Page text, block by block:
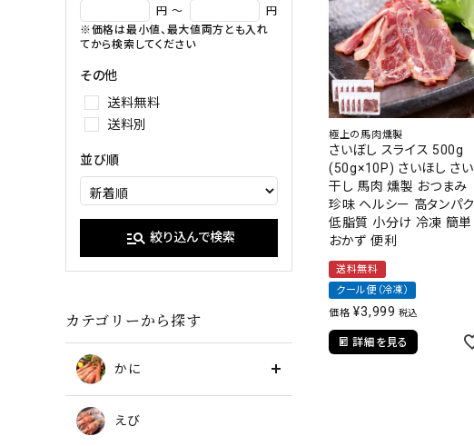
えび
イクラ
たらこ・明太子
円 ～
円
※価格は最小値、最大値両方とも入れ
てから検索してください
その他
送料無料
送料別
並び順
manage_search 絞り込んで検索
カテゴリーから探す
かに
えび
極上の馬肉燻製
さいぼし スライス 500g
(50g×10P) さいほし さい
干し 馬肉 燻製 おつまみ
珍味 ヘルシー 高タンパク
低脂質 小分け 冷凍 簡単
おかず 便利
送料無料
クール便（冷凍）
価格 ¥3,999 税込
詳細を見る